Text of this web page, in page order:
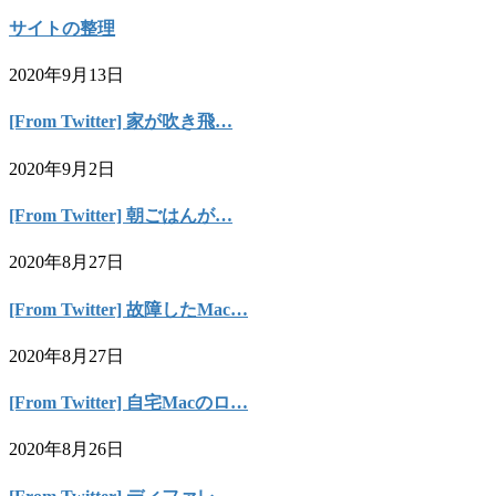
サイトの整理
2020年9月13日
[From Twitter] 家が吹き飛…
2020年9月2日
[From Twitter] 朝ごはんが…
2020年8月27日
[From Twitter] 故障したMac…
2020年8月27日
[From Twitter] 自宅Macのロ…
2020年8月26日